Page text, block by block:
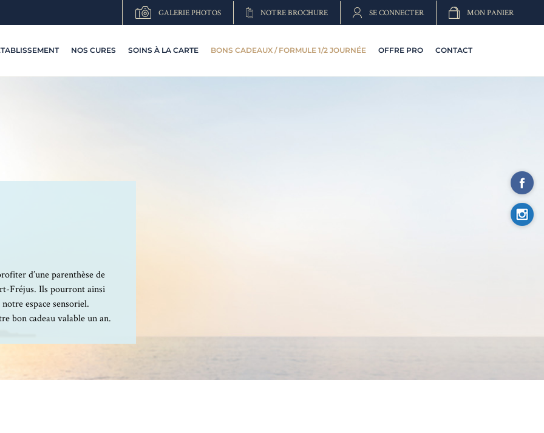
GALERIE PHOTOS NOTRE BROCHURE SE CONNECTER MON PANIER
NOS CURES SOINS À LA CARTE BONS CADEAUX / FORMULE 1/2 JOURNÉE OFFRE PRO CONTACT
d’une parenthèse de
Fréjus. Ils pourront ainsi
espace sensoriel.
bon cadeau valable un an.